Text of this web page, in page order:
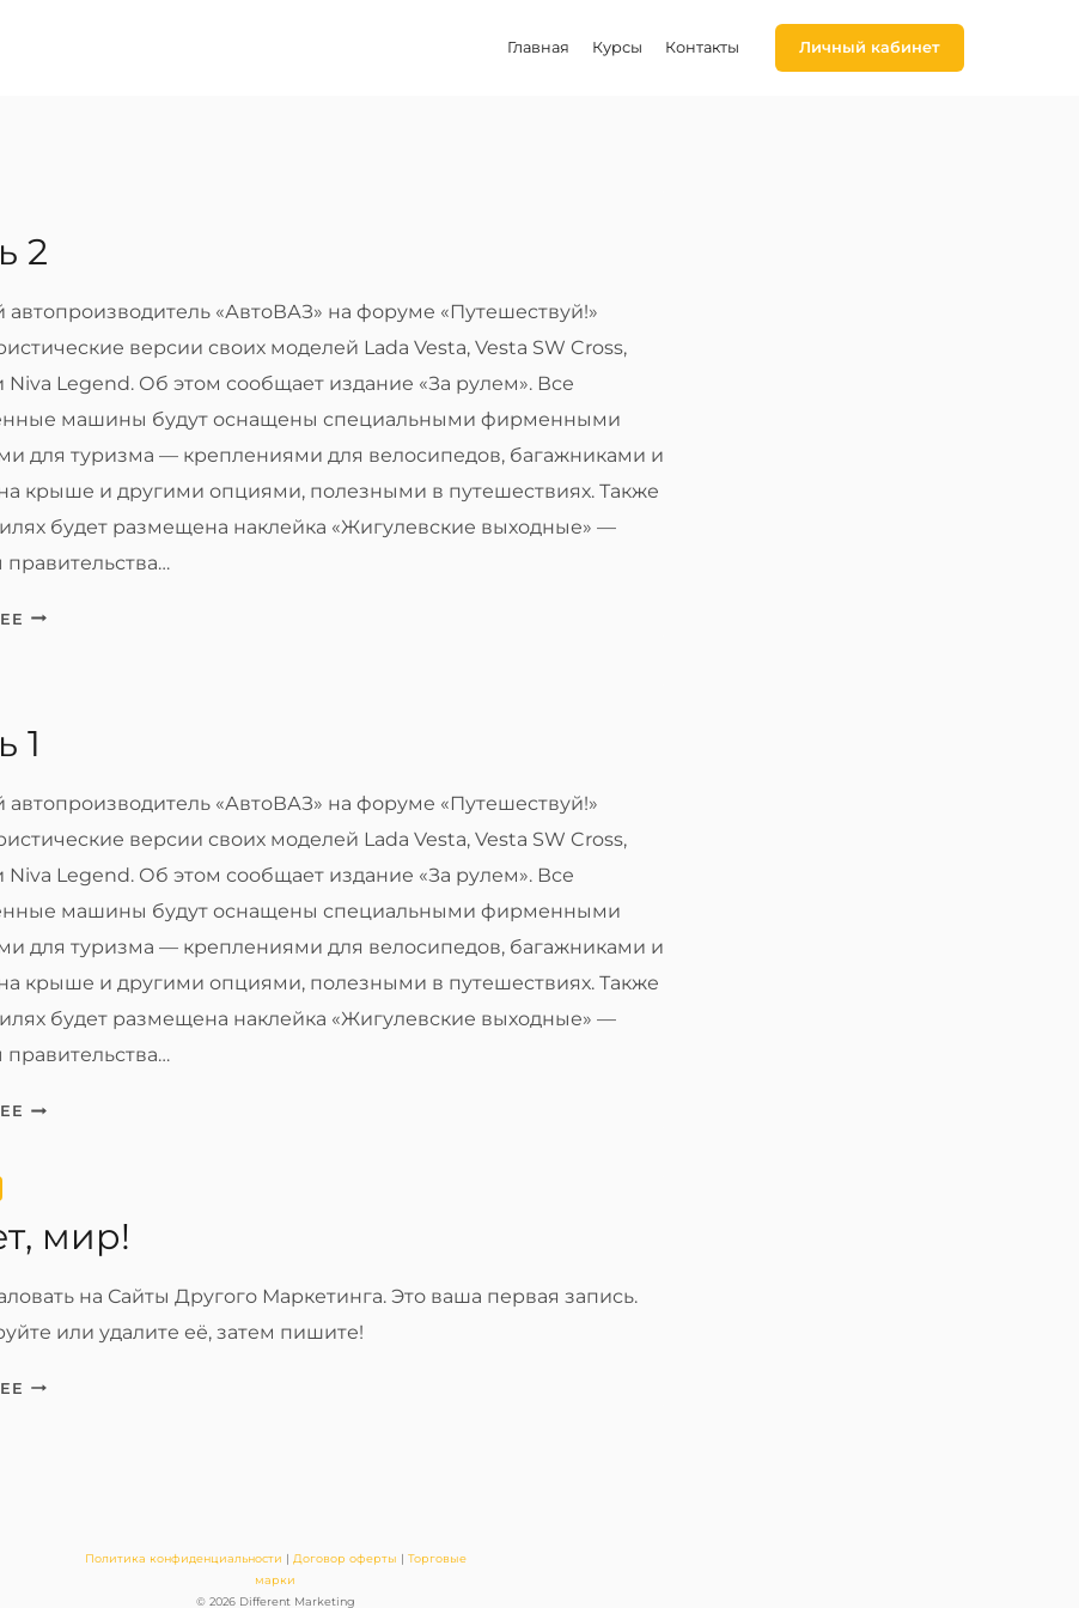
Главная Курсы Контакты Личный кабинет
2
автопроизводитель «АвтоВАЗ» на форуме «Путешествуй!»
версии своих моделей Lada Vesta, Vesta SW Cross,
Niva Legend. Об этом сообщает издание «За рулем». Все
машины будут оснащены специальными фирменными
для туризма — креплениями для велосипедов, багажниками и
крыше и другими опциями, полезными в путешествиях. Также
будет размещена наклейка «Жигулевские выходные» —
ЗАПИСЬ
1
автопроизводитель «АвтоВАЗ» на форуме «Путешествуй!»
версии своих моделей Lada Vesta, Vesta SW Cross,
Niva Legend. Об этом сообщает издание «За рулем». Все
машины будут оснащены специальными фирменными
для туризма — креплениями для велосипедов, багажниками и
крыше и другими опциями, полезными в путешествиях. Также
будет размещена наклейка «Жигулевские выходные» —
ЗАПИСЬ
мир!
на Сайты Другого Маркетинга. Это ваша первая запись.
или удалите её, затем пишите!
ПРИВЕТ,
Политика конфиденциальности Договор оферты
Торговые
марки
© 2026 Different Marketing